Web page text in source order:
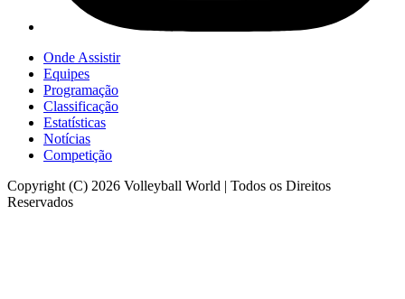
Onde Assistir
Equipes
Programação
Classificação
Estatísticas
Notícias
Competição
Copyright (C) 2026 Volleyball World | Todos os Direitos
Reservados